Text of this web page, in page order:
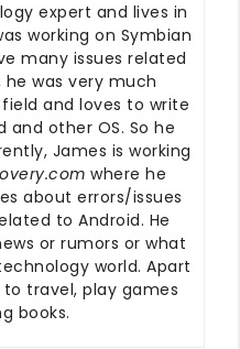
expert and lives in
working on Symbian
many issues related
was very much
and loves to write
and other OS. So he
James is working
where he
about errors/issues
to Android. He
or rumors or what
world. Apart
travel, play games
books.